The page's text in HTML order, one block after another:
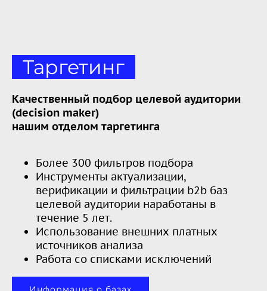
Таргетинг
Качественный подбор целевой аудитории
(decision maker)
нашим отделом таргетинга
Более 300 фильтров подбора
Инструменты актуализации,
верификации и фильтрации b2b баз
целевой аудитории наработаны в
течение 5 лет.
Использование внешних платных
источников анализа
Работа со списками исключений